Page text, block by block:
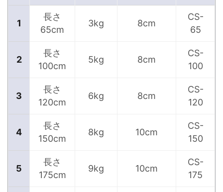
1
長さ
65cm
3kg 8cm
CS-
65
2
長さ
100cm
5kg 8cm
CS-
100
3
長さ
120cm
6kg 8cm
CS-
120
4
長さ
150cm
8kg 10cm
CS-
150
5
長さ
175cm
9kg 10cm
CS-
175